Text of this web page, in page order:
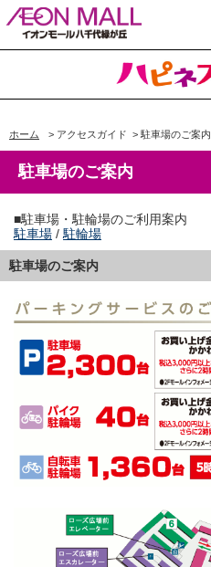
ホーム > アクセスガイド > 駐車場のご案内
駐車場のご案内
■駐車場・駐輪場のご利用案内
駐車場 /駐輪場
駐車場のご案内